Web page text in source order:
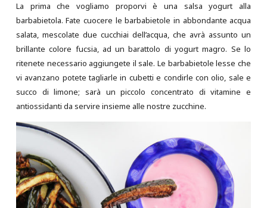
La prima che vogliamo proporvi è una salsa yogurt alla
barbabietola. Fate cuocere le barbabietole in abbondante acqua
salata, mescolate due cucchiai dell’acqua, che avrà assunto un
brillante colore fucsia, ad un barattolo di yogurt magro. Se lo
ritenete necessario aggiungete il sale. Le barbabietole lesse che
vi avanzano potete tagliarle in cubetti e condirle con olio, sale e
succo di limone; sarà un piccolo concentrato di vitamine e
antiossidanti da servire insieme alle nostre zucchine.